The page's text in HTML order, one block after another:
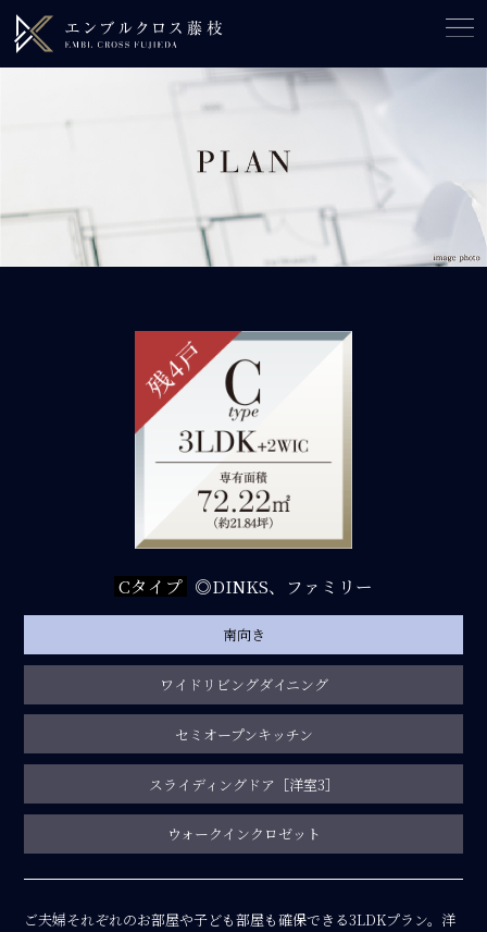
Cタイプ ◎DINKS、ファミリー
南向き
ワイドリビングダイニング
セミオープンキッチン
スライディングドア［洋室3］
ウォークインクロゼット
ご夫婦それぞれのお部屋や子ども部屋も確保できる3LDKプラン。洋